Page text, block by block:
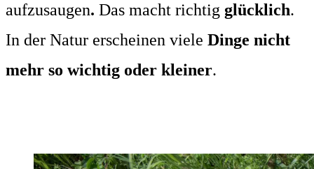
aufzusaugen. Das macht richtig glücklich.
In der Natur erscheinen viele Dinge nicht
mehr so wichtig oder kleiner.